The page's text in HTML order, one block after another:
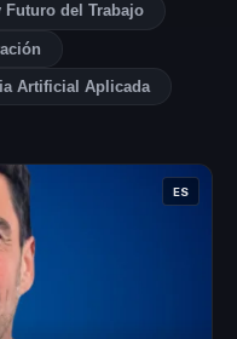
Futuro del Trabajo
Artificial Aplicada
ES